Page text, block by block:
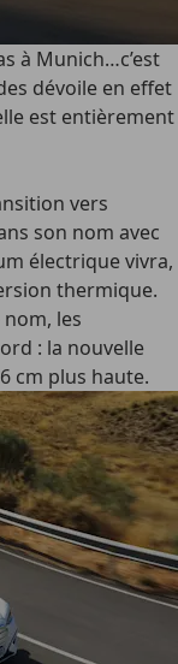
à Munich…c’est
dévoile en effet
est entièrement
vers
son nom avec
électrique vivra,
thermique.
les
: la nouvelle
cm plus haute.